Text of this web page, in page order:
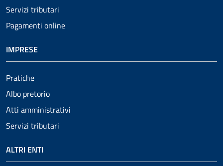
Servizi tributari
Pagamenti online
IMPRESE
Pratiche
Albo pretorio
Atti amministrativi
Servizi tributari
ALTRI ENTI